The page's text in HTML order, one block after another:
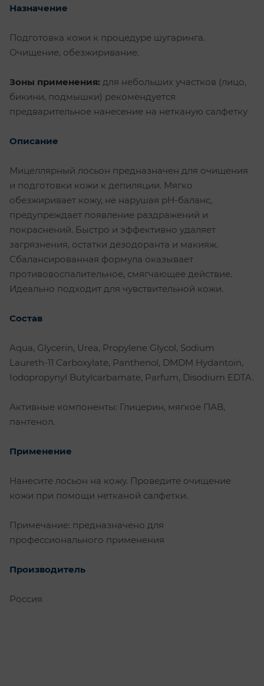
Назначение
Подготовка кожи к процедуре шугаринга.
Очищение, обезжиривание.
Зоны применения: для небольших участков (лицо,
бикини, подмышки) рекомендуется
предварительное нанесение на нетканую салфетку
Описание
Мицеллярный лосьон предназначен для очищения
и подготовки кожи к депиляции. Мягко
обезжиривает кожу, не нарушая рН-баланс,
предупреждает появление раздражений и
покраснений. Быстро и эффективно удаляет
загрязнения, остатки дезодоранта и макияж.
Сбалансированная формула оказывает
противовоспалительное, смягчающее действие.
Идеально подходит для чувствительной кожи.
Состав
Aqua, Glycerin, Urea, Propylene Glycol, Sodium
Laureth-11 Carboxylate, Panthenol, DMDM Hydantoin,
Iodopropynyl Butylcarbamate, Parfum, Disodium EDTA.
Активные компоненты: Глицерин, мягкое ПАВ,
пантенол.
Применение
Нанесите лосьон на кожу. Проведите очищение
кожи при помощи нетканой салфетки.
Примечание: предназначено для
профессионального применения
Производитель
Россия